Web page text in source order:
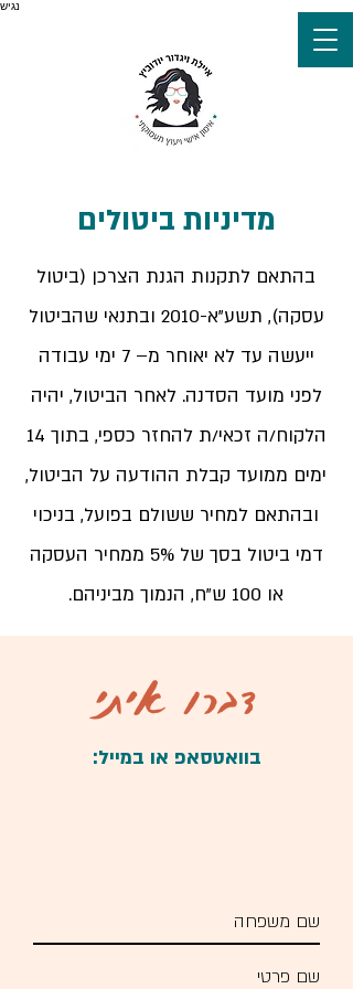
נגיש
מדיניות ביטולים
בהתאם לתקנות הגנת הצרכן (ביטול
עסקה), תשע”א-2010 ובתנאי שהביטול
ייעשה עד לא יאוחר מ– 7 ימי עבודה
לפני מועד הסדנה. לאחר הביטול, יהיה
הלקוח/ה זכאי/ת להחזר כספי, בתוך 14
ימים ממועד קבלת ההודעה על הביטול,
ובהתאם למחיר ששולם בפועל, בניכוי
דמי ביטול בסך של 5% ממחיר העסקה
או 100 ש"ח, הנמוך מביניהם.
דברו איתי
בוואטסאפ או במייל: